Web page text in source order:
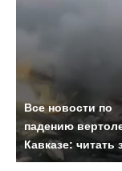
Все новости по
падению
Кавказе: читать